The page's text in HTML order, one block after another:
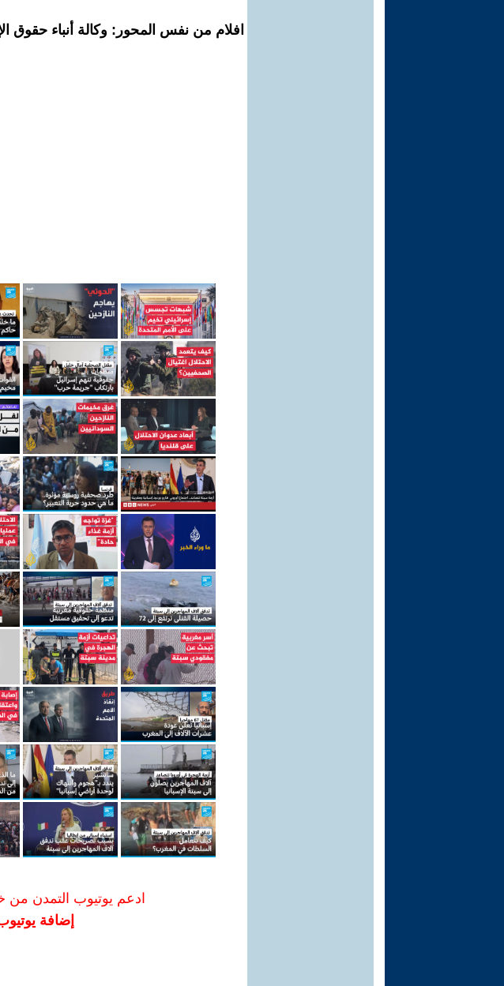
افلام من نفس المحور: وكالة أنباء حقوق
ادعم يوتيوب التمدن من
إضافة